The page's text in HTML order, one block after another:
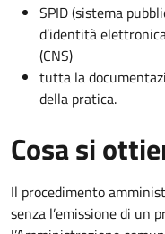
SPID (sistema
d’identità
(CNS)
tutta la
della pratica.
Cosa si
Il procedimento
senza l’emissione di un